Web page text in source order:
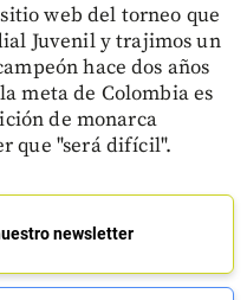
web del torneo que
Juvenil y trajimos un
hace dos años
meta de Colombia es
de monarca
que "será difícil".
newsletter